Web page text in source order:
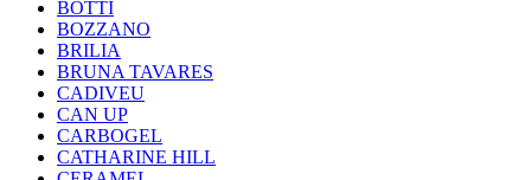
BOTTI
BOZZANO
BRILIA
BRUNA TAVARES
CADIVEU
CAN UP
CARBOGEL
CATHARINE HILL